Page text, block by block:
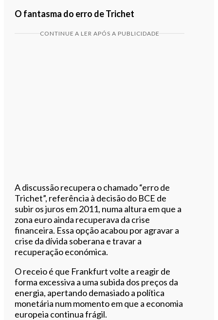
O fantasma do erro de Trichet
CONTINUE A LER APÓS A PUBLICIDADE
A discussão recupera o chamado “erro de
Trichet”, referência à decisão do BCE de
subir os juros em 2011, numa altura em que a
zona euro ainda recuperava da crise
financeira. Essa opção acabou por agravar a
crise da dívida soberana e travar a
recuperação económica.
O receio é que Frankfurt volte a reagir de
forma excessiva a uma subida dos preços da
energia, apertando demasiado a política
monetária num momento em que a economia
europeia continua frágil.